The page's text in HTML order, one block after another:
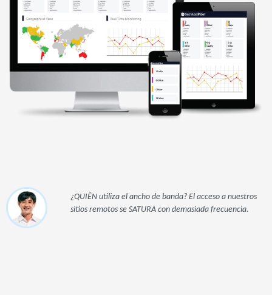
¿QUIÉN utiliza el ancho de banda? El acceso a nuestros
sitios remotos se SATURA con demasiada frecuencia.